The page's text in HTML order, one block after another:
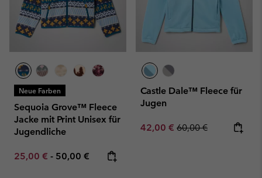
Neue Farben
Sequoia Grove™ Fleece
Jacke mit Print Unisex für
Jugendliche
Minimum sale price:
25,00 € - Maximum price:
50,00 €
Castle Dale™ Fleece für
Jugen
Sale price:
42,00 € Regular price:
60,00 €